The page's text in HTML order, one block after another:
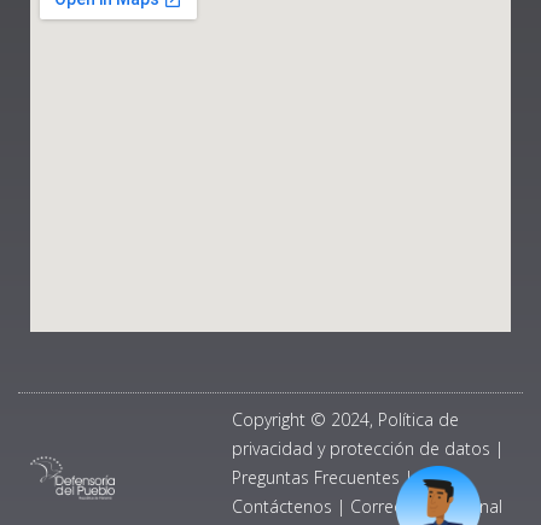
Copyright © 2024, Política de
privacidad y protección de datos |
Preguntas Frecuentes |
Contáctenos | Correo Institucional